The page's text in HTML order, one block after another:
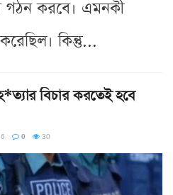
গঠন করবে। এমনকী
কিন্তু...
বিচার করতেই হবে
0 30